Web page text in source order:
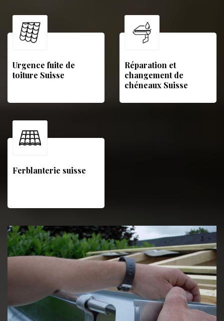
Urgence fuite de
toiture Suisse
Réparation et
changement de
chéneaux Suisse
Ferblanterie suisse